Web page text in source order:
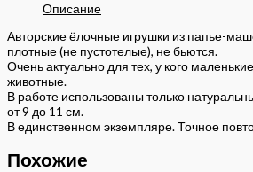
Описание
Авторские ёлочные игрушки из папье-
плотные (не пустотелые), не бьются.
Очень актуально для тех, у кого
животные.
В работе использованы только
от 9 до 11 см.
В единственном экземпляре. Точное
Похожие